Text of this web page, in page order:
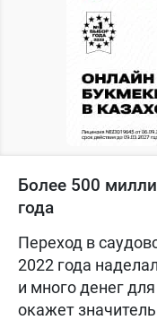
Более 500
года
Переход в
2022 года
и много денег
окажет